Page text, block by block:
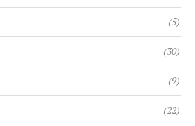
(5)
(30)
(9)
(22)